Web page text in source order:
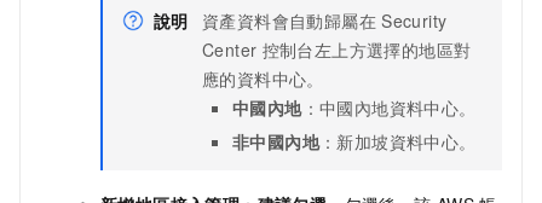
說明 資產資料會自動歸屬在 Security
Center 控制台左上方選擇的地區對
應的資料中心。
中國內地：中國內地資料中心。
非中國內地：新加坡資料中心。